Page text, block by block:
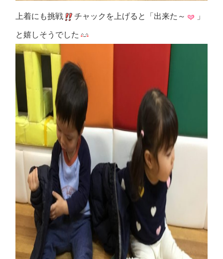
上着にも挑戦 チャックを上げると「出来た～ 」
と嬉しそうでした